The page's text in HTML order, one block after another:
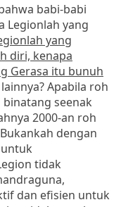
babi-babi
Legionlah yang
yang
diri, kenapa
Gerasa itu bunuh
Apabila roh
seenak
2000-an roh
dengan
tidak
dan efisien untuk